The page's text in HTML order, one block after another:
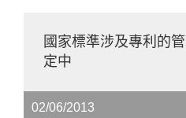
國家標準涉及專利的
定中
02/06/2013